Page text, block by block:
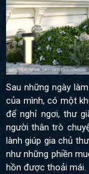
Sau những ngày
của mình, có một
để nghỉ ngơi, thư
người thân trò
lành giúp gia chủ
như những phiền
hồn được thoải mái.